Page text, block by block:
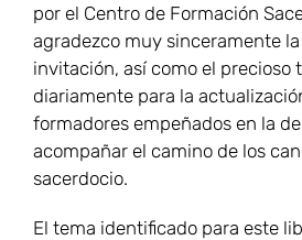
por el Centro de Formación
agradezco muy sinceramente
invitación, así como el precioso
diariamente para la
formadores empeñados en la
acompañar el camino de los
sacerdocio.
El tema identificado para este